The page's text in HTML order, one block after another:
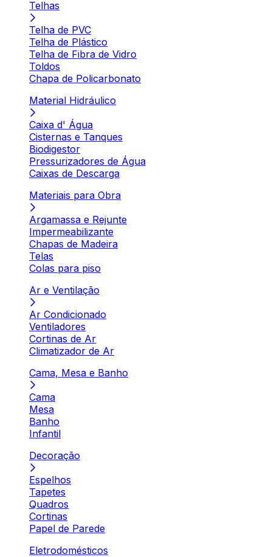
Telhas
Telha de PVC
Telha de Plástico
Telha de Fibra de Vidro
Toldos
Chapa de Policarbonato
Material Hidráulico
Caixa d' Água
Cisternas e Tanques
Biodigestor
Pressurizadores de Água
Caixas de Descarga
Materiais para Obra
Argamassa e Rejunte
Impermeabilizante
Chapas de Madeira
Telas
Colas para piso
Ar e Ventilação
Ar Condicionado
Ventiladores
Cortinas de Ar
Climatizador de Ar
Cama, Mesa e Banho
Cama
Mesa
Banho
Infantil
Decoração
Espelhos
Tapetes
Quadros
Cortinas
Papel de Parede
Eletrodomésticos